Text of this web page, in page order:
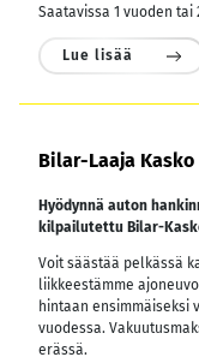
Saatavissa 1 vuoden
Lue lisää
Bilar-Laaja Kasko
Hyödynnä auton
kilpailutettu Bilar-
Voit säästää pelkässä
liikkeestämme
hintaan ensimmäiseksi
vuodessa.
erässä.